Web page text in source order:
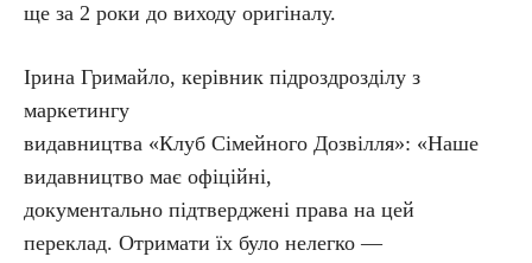
ще за 2 роки до виходу оригіналу.
Ірина Гримайло, керівник підроздрозділу з
маркетингу
видавництва «Клуб Сімейного Дозвілля»: «Наше
видавництво має офіційні,
документально підтверджені права на цей
переклад. Отримати їх було нелегко —